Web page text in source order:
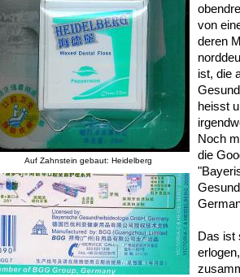
Auf Zahnstein gebaut: Heidelberg
von
deren
ist, die
heisst
Noch
die
Das ist